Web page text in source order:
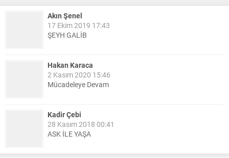
Akın Şenel
17 Ekim 2019 17:43
ŞEYH GALİB
Hakan Karaca
2 Kasım 2020 15:46
Mücadeleye Devam
Kadir Çebi
28 Kasım 2018 00:41
ASK İLE YAŞA